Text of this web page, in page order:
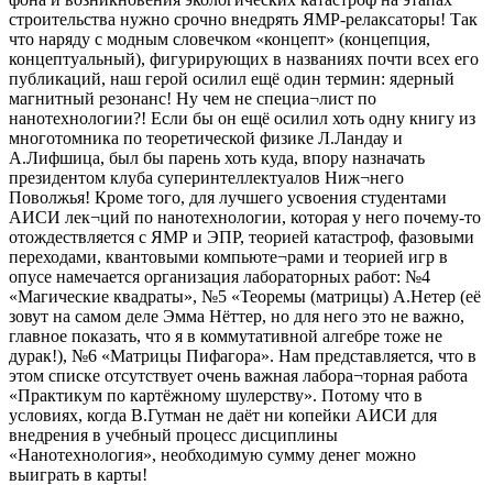
строительства нужно срочно внедрять ЯМР-релаксаторы! Так
что наряду с модным словечком «концепт» (концепция,
концептуальный), фигурирующих в названиях почти всех его
публикаций, наш герой осилил ещё один термин: ядерный
магнитный резонанс! Ну чем не специа¬лист по
нанотехнологии?! Если бы он ещё осилил хоть одну книгу из
многотомника по теоретической физике Л.Ландау и
А.Лифшица, был бы парень хоть куда, впору назначать
президентом клуба суперинтеллектуалов Ниж¬него
Поволжья! Кроме того, для лучшего усвоения студентами
АИСИ лек¬ций по нанотехнологии, которая у него почему-то
отождествляется с ЯМР и ЭПР, теорией катастроф, фазовыми
переходами, квантовыми компьюте¬рами и теорией игр в
опусе намечается организация лабораторных работ: №4
«Магические квадраты», №5 «Теоремы (матрицы) А.Нетер (её
зовут на самом деле Эмма Нёттер, но для него это не важно,
главное показать, что я в коммутативной алгебре тоже не
дурак!), №6 «Матрицы Пифагора». Нам представляется, что в
этом списке отсутствует очень важная лабора¬торная работа
«Практикум по картёжному шулерству». Потому что в
условиях, когда В.Гутман не даёт ни копейки АИСИ для
внедрения в учебный процесс дисциплины
«Нанотехнология», необходимую сумму денег можно
выиграть в карты!